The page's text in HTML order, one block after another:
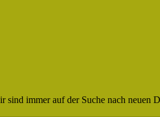
immer auf der Suche nach neuen